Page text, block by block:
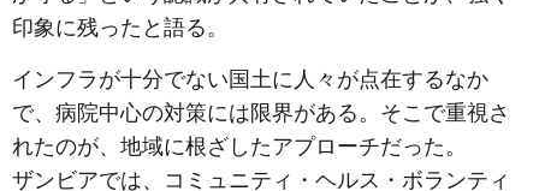
印象に残ったと語る。
インフラが十分でない国土に人々が点在するなか
で、病院中心の対策には限界がある。そこで重視さ
れたのが、地域に根ざしたアプローチだった。
ザンビアでは、コミュニティ・ヘルス・ボランティ